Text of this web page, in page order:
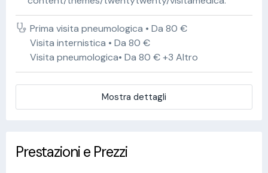
Prima visita pneumologica • Da 80 €
Visita internistica • Da 80 €
Visita pneumologica• Da 80 € +3 Altro
Mostra dettagli
Prestazioni e Prezzi